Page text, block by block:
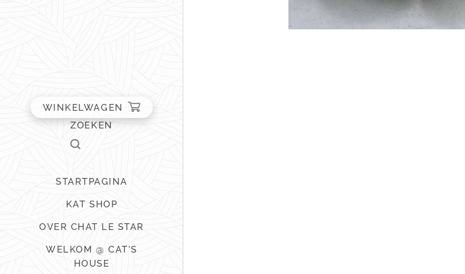
WINKELWAGEN
ZOEKEN
STARTPAGINA
KAT SHOP
OVER CHAT LE STAR
WELKOM @ CAT'S
HOUSE